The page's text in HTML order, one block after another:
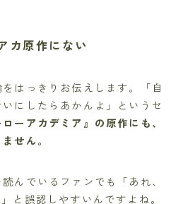
カ原作にない
はっきりお伝えします。「自
にしたらあかんよ」というセ
ーアカデミア』の原作にも、
せん。
んでいるファンでも「あれ、
と誤認しやすいんですよね。